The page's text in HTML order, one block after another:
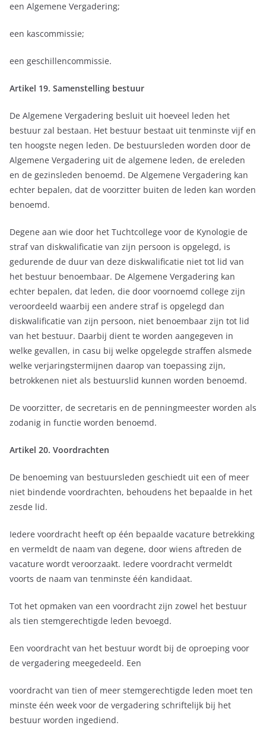
een Algemene Vergadering;
een kascommissie;
een geschillencommissie.
Artikel 19. Samenstelling bestuur
De Algemene Vergadering besluit uit hoeveel leden het
bestuur zal bestaan. Het bestuur bestaat uit tenminste vijf en
ten hoogste negen leden. De bestuursleden worden door de
Algemene Vergadering uit de algemene leden, de ereleden
en de gezinsleden benoemd. De Algemene Vergadering kan
echter bepalen, dat de voorzitter buiten de leden kan worden
benoemd.
Degene aan wie door het Tuchtcollege voor de Kynologie de
straf van diskwalificatie van zijn persoon is opgelegd, is
gedurende de duur van deze diskwalificatie niet tot lid van
het bestuur benoembaar. De Algemene Vergadering kan
echter bepalen, dat leden, die door voornoemd college zijn
veroordeeld waarbij een andere straf is opgelegd dan
diskwalificatie van zijn persoon, niet benoembaar zijn tot lid
van het bestuur. Daarbij dient te worden aangegeven in
welke gevallen, in casu bij welke opgelegde straffen alsmede
welke verjaringstermijnen daarop van toepassing zijn,
betrokkenen niet als bestuurslid kunnen worden benoemd.
De voorzitter, de secretaris en de penningmeester worden als
zodanig in functie worden benoemd.
Artikel 20. Voordrachten
De benoeming van bestuursleden geschiedt uit een of meer
niet bindende voordrachten, behoudens het bepaalde in het
zesde lid.
Iedere voordracht heeft op één bepaalde vacature betrekking
en vermeldt de naam van degene, door wiens aftreden de
vacature wordt veroorzaakt. Iedere voordracht vermeldt
voorts de naam van tenminste één kandidaat.
Tot het opmaken van een voordracht zijn zowel het bestuur
als tien stemgerechtigde leden bevoegd.
Een voordracht van het bestuur wordt bij de oproeping voor
de vergadering meegedeeld. Een
voordracht van tien of meer stemgerechtigde leden moet ten
minste één week voor de vergadering schriftelijk bij het
bestuur worden ingediend.